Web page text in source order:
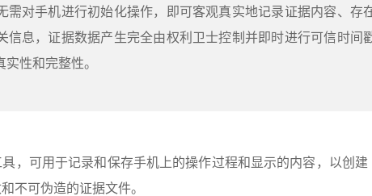
需对手机进行初始化操作，即可客观真实地记录证据内容、存
信息，证据数据产生完全由权利卫士控制并即时进行可信时间
性和完整性。
，可用于记录和保存手机上的操作过程和显示的内容，以创建
不可伪造的证据文件。